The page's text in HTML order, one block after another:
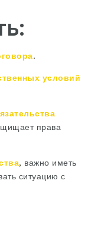
.
условий
права
‚ важно иметь
ситуацию с